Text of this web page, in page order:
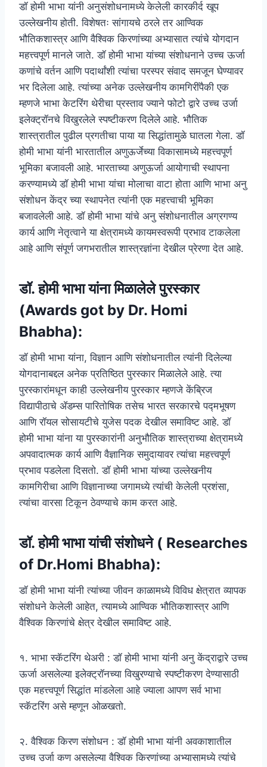
डॉ होमी भाभा यांनी अनुसंशोधनामध्ये केलेली कारकीर्द खूप
उल्लेखनीय होती. विशेषतः सांगायचे ठरले तर आण्विक
भौतिकशास्त्र आणि वैश्विक किरणांच्या अभ्यासात त्यांचे योगदान
महत्त्वपूर्ण मानले जाते. डॉ होमी भाभा यांच्या संशोधनाने उच्च ऊर्जा
कणांचे वर्तन आणि पदार्थांशी त्यांचा परस्पर संवाद समजून घेण्यावर
भर दिलेला आहे. त्यांच्या अनेक उल्लेखनीय कामगिरींपैकी एक
म्हणजे भाभा केटरिंग थेरीचा प्रस्ताव ज्याने फोटो द्वारे उच्च उर्जा
इलेक्ट्रॉनचे विखुरलेले स्पष्टीकरण दिलेले आहे. भौतिक
शास्त्रातील पुढील प्रगतीचा पाया या सिद्धांतामुळे घातला गेला. डॉ
होमी भाभा यांनी भारतातील अणुऊर्जेच्या विकासामध्ये महत्त्वपूर्ण
भूमिका बजावली आहे. भारताच्या अणुऊर्जा आयोगाची स्थापना
करण्यामध्ये डॉ होमी भाभा यांचा मोलाचा वाटा होता आणि भाभा अनु
संशोधन केंद्र च्या स्थापनेत त्यांनी एक महत्त्वाची भूमिका
बजावलेली आहे. डॉ होमी भाभा यांचे अनु संशोधनातील अग्रगण्य
कार्य आणि नेतृत्वाने या क्षेत्रामध्ये कायमस्वरूपी प्रभाव टाकलेला
आहे आणि संपूर्ण जगभरातील शास्त्रज्ञांना देखील प्रेरणा देत आहे.
डॉ. होमी भाभा यांना मिळालेले पुरस्कार
(Awards got by Dr. Homi
Bhabha):
डॉ होमी भाभा यांना, विज्ञान आणि संशोधनातील त्यांनी दिलेल्या
योगदानाबद्दल अनेक प्रतिष्ठित पुरस्कार मिळालेले आहे. त्या
पुरस्कारांमधून काही उल्लेखनीय पुरस्कार म्हणजे केंब्रिज
विद्यापीठाचे ॲडम्स पारितोषिक तसेच भारत सरकारचे पद्मभूषण
आणि रॉयल सोसायटीचे युजेस पदक देखील समाविष्ट आहे. डॉ
होमी भाभा यांना या पुरस्कारांनी अनुभौतिक शास्त्राच्या क्षेत्रामध्ये
अपवादात्मक कार्य आणि वैज्ञानिक समुदायावर त्यांचा महत्त्वपूर्ण
प्रभाव पडलेला दिसतो. डॉ होमी भाभा यांच्या उल्लेखनीय
कामगिरीचा आणि विज्ञानाच्या जगामध्ये त्यांची केलेली प्रशंसा,
त्यांचा वारसा टिकून ठेवण्याचे काम करत आहे.
डॉ. होमी भाभा यांची संशोधने ( Researches
of Dr.Homi Bhabha):
डॉ होमी भाभा यांनी त्यांच्या जीवन काळामध्ये विविध क्षेत्रात व्यापक
संशोधने केलेली आहेत, त्यामध्ये आण्विक भौतिकशास्त्र आणि
वैश्विक किरणांचे क्षेत्र देखील समाविष्ट आहे.
१. भाभा स्कॅटरिंग थेअरी : डॉ होमी भाभा यांनी अनु केंद्राद्वारे उच्च
ऊर्जा असलेल्या इलेक्ट्रॉनच्या विखुरण्याचे स्पष्टीकरण देण्यासाठी
एक महत्त्वपूर्ण सिद्धांत मांडलेला आहे ज्याला आपण सर्व भाभा
स्कॅटरिंग असे म्हणून ओळखतो.
२. वैश्विक किरण संशोधन : डॉ होमी भाभा यांनी अवकाशातील
उच्च उर्जा कण असलेल्या वैश्विक किरणांच्या अभ्यासामध्ये त्यांचे